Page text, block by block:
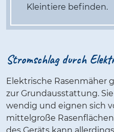
Kleintiere befinden.
Stromschlag durch
Elektrische Rasenmäher
zur Grundausstattung.
wendig und eignen sich
mittelgroße